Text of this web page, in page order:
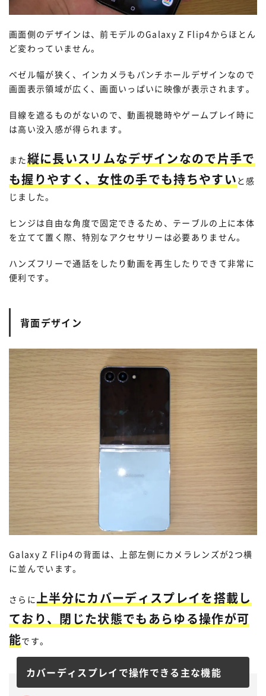
画面側のデザインは、前モデルのGalaxy Z Flip4からほとん
ど変わっていません。
ベゼル幅が狭く、インカメラもパンチホールデザインなので
画面表示領域が広く、画面いっぱいに映像が表示されます。
目線を遮るものがないので、動画視聴時やゲームプレイ時に
は高い没入感が得られます。
また縦に長いスリムなデザインなので片手で
も握りやすく、女性の手でも持ちやすい と感
じました。
ヒンジは自由な角度で固定できるため、テーブルの上に本体
を立てて置く際、特別なアクセサリーは必要ありません。
ハンズフリーで通話をしたり動画を再生したりできて非常に
便利です。
背面デザイン
Galaxy Z Flip4の背面は、上部左側にカメラレンズが2つ横
に並んでいます。
さらに上半分にカバーディスプレイを搭載し
ており、閉じた状態でもあらゆる操作が可
能です。
カバーディスプレイで操作できる主な機能